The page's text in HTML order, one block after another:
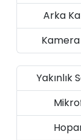
Arka
Yakınlık